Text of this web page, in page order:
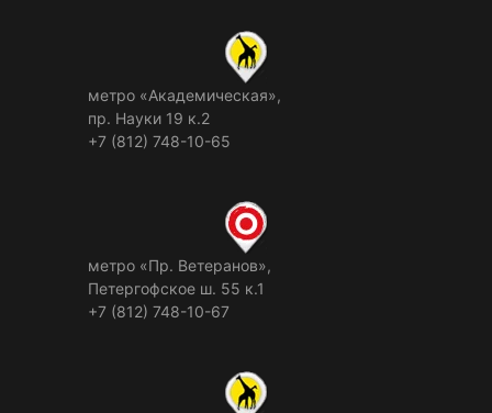
метро «Академическая»,
пр. Науки 19 к.2
+7 (812) 748-10-65
метро «Пр. Ветеранов»,
Петергофское ш. 55 к.1
+7 (812) 748-10-67